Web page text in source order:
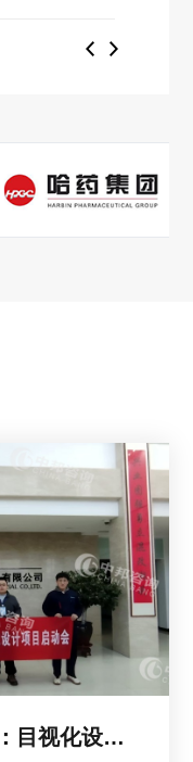
辽宁XX电工材料有限公司：目视化设计项目启动会